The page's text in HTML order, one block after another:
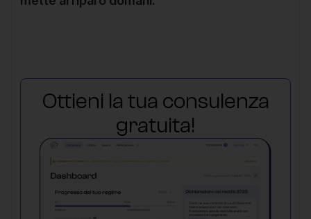
Ottieni la tua consulenza
gratuita!